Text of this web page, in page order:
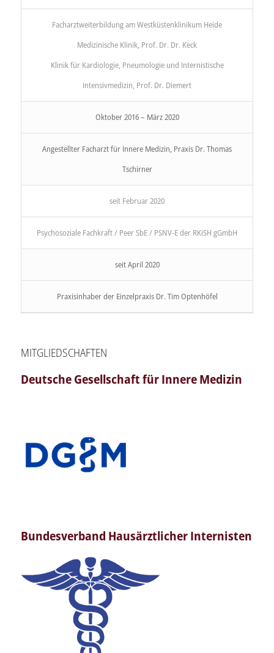
Facharztweiterbildung am Westküstenklinikum Heide
Medizinische Klinik, Prof. Dr. Dr. Keck
Klinik für Kardiologie, Pneumologie und Internistische
Intensivmedizin, Prof. Dr. Diemert
Oktober 2016 – März 2020
Angestellter Facharzt für Innere Medizin, Praxis Dr. Thomas
Tschirner
seit Februar 2020
Psychosoziale Fachkraft / Peer SbE / PSNV-E der RKiSH gGmbH
seit April 2020
Praxisinhaber der Einzelpraxis Dr. Tim Optenhöfel
MITGLIEDSCHAFTEN
Deutsche Gesellschaft für Innere Medizin
Bundesverband Hausärztlicher Internisten